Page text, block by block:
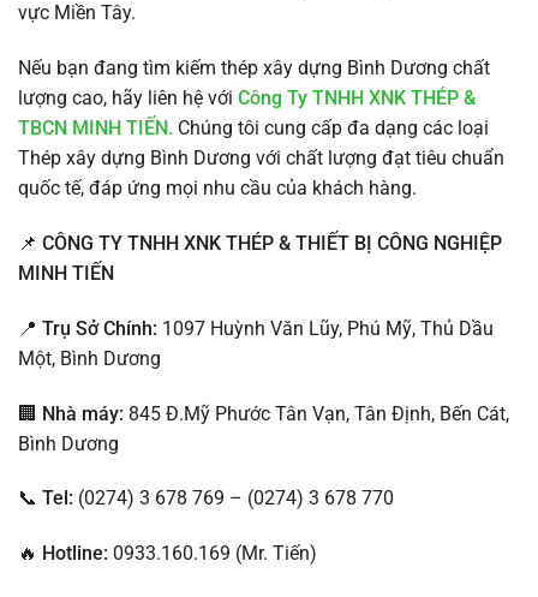
vực Miền Tây.
Nếu bạn đang tìm kiếm thép xây dựng Bình Dương chất
lượng cao, hãy liên hệ với Công Ty TNHH XNK THÉP &
TBCN MINH TIẾN. Chúng tôi cung cấp đa dạng các loại
Thép xây dựng Bình Dương với chất lượng đạt tiêu chuẩn
quốc tế, đáp ứng mọi nhu cầu của khách hàng.
📌 CÔNG TY TNHH XNK THÉP & THIẾT BỊ CÔNG NGHIỆP
MINH TIẾN
📍 Trụ Sở Chính: 1097 Huỳnh Văn Lũy, Phú Mỹ, Thủ Dầu
Một, Bình Dương
🏢 Nhà máy: 845 Đ.Mỹ Phước Tân Vạn, Tân Định, Bến Cát,
Bình Dương
📞 Tel: (0274) 3 678 769 – (0274) 3 678 770
🔥 Hotline: 0933.160.169 (Mr. Tiến)